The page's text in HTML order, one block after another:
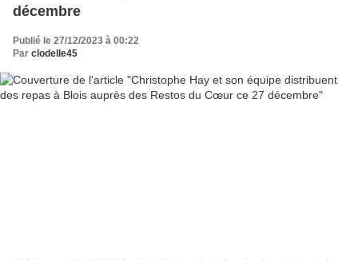
décembre
Publié le 27/12/2023 à 00:22
Par clodelle45